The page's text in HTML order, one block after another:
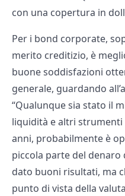
con una copertura in
Per i bond corporate,
merito creditizio, è
buone soddisfazioni
generale, guardando
“Qualunque sia stato il
liquidità e altri
anni, probabilmente è
piccola parte del
dato buoni risultati, ma
punto di vista della